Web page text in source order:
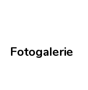
Fotogalerie